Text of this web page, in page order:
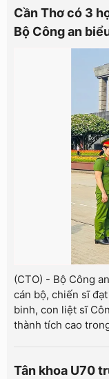
Cần Thơ có 3
Bộ Công an
(CTO) - Bộ Công
cán bộ, chiến sĩ
binh, con liệt sĩ
thành tích cao
Tân khoa U70